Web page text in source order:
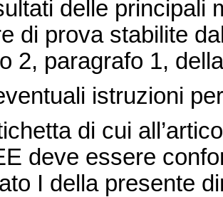
delle principali
di prova stabilite
2, paragrafo 1,
istruzioni per
di cui
deve essere
I della presente